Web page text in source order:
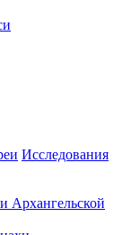
Исследования
Архангельской